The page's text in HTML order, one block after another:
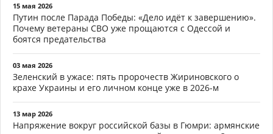
15 мая 2026
Путин после Парада Победы: «Дело идёт к завершению».
Почему ветераны СВО уже прощаются с Одессой и
боятся предательства
03 мая 2026
Зеленский в ужасе: пять пророчеств Жириновского о
крахе Украины и его личном конце уже в 2026-м
13 мар 2026
Напряжение вокруг российской базы в Гюмри: армянские